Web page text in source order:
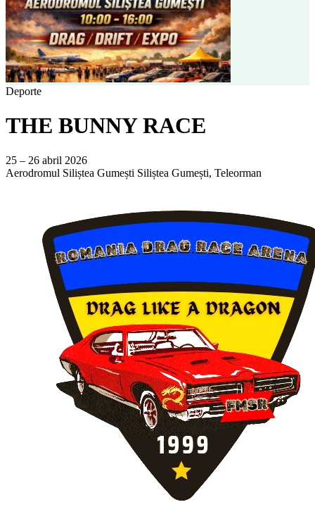
Deporte
THE BUNNY RACE
25 – 26 abril 2026
Aerodromul Siliștea Gumești Siliștea Gumești, Teleorman